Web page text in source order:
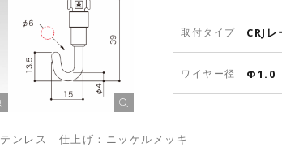
取付タイプ CRJ
ワイヤー径 Φ1.0
ンレス 仕上げ：ニッケルメッキ